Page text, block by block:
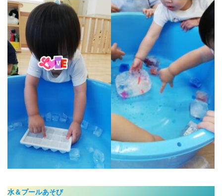
水＆プールあそび